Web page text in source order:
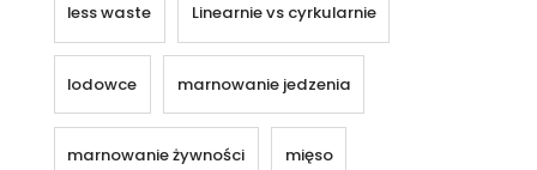
less waste Linearnie vs cyrkularnie
lodowce marnowanie jedzenia
marnowanie żywności mięso